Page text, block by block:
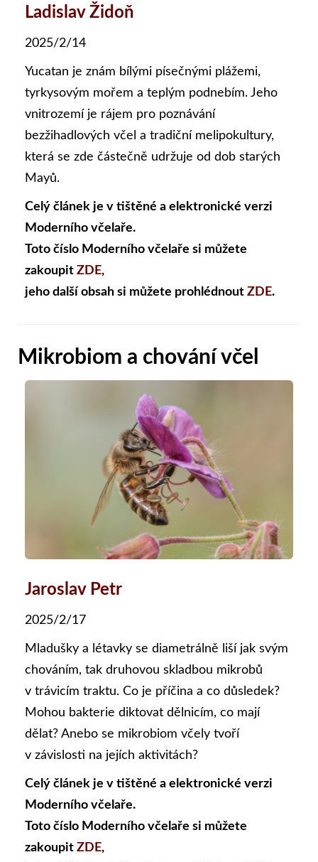
Ladislav Židoň
2025/2/14
Yucatan je znám bílými písečnými plážemi,
tyrkysovým mořem a teplým podnebím. Jeho
vnitrozemí je rájem pro poznávání
bezžihadlových včel a tradiční melipokultury,
která se zde částečně udržuje od dob starých
Mayů.
Celý článek je v tištěné a elektronické verzi
Moderního včelaře.
Toto číslo Moderního včelaře si můžete
zakoupit ZDE,
jeho další obsah si můžete prohlédnout ZDE.
Mikrobiom a chování včel
Jaroslav Petr
2025/2/17
Mladušky a létavky se diametrálně liší jak svým
chováním, tak druhovou skladbou mikrobů
v trávicím traktu. Co je příčina a co důsledek?
Mohou bakterie diktovat dělnicím, co mají
dělat? Anebo se mikrobiom včely tvoří
v závislosti na jejích aktivitách?
Celý článek je v tištěné a elektronické verzi
Moderního včelaře.
Toto číslo Moderního včelaře si můžete
zakoupit ZDE,